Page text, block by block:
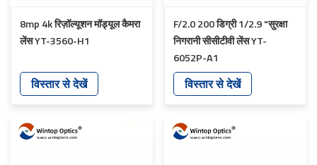
8mp 4k रिज़ॉल्यूशन मॉड्यूल कैमरा
लेंस YT-3560-H1
विस्तार से देखें
F/2.0 200 डिग्री 1/2.9 "सुरक्षा
निगरानी सीसीटीवी लेंस YT-
6052P-A1
विस्तार से देखें